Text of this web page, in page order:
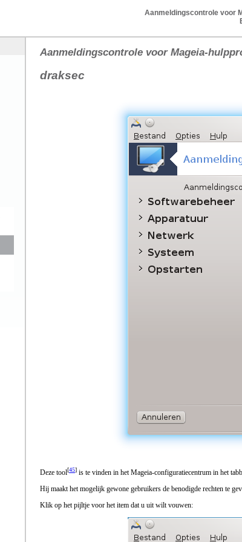
Aanmeldingscontrole voor
Aanmeldingscontrole voor Mageia-
draksec
Deze tool[45] is te vinden in het Mageia-configuratiecentrum in het
Hij maakt het mogelijk gewone gebruikers de benodigde rechten te
Klik op het pijltje voor het item dat u uit wilt vouwen: